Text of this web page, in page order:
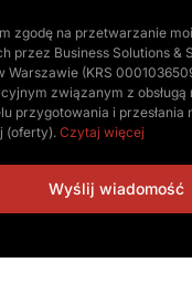
zgodę na przetwarzanie
przez Business Solutions &
Warszawie (KRS
związanym z obsługą
przygotowania i przesłania
(oferty).Czytaj więcej